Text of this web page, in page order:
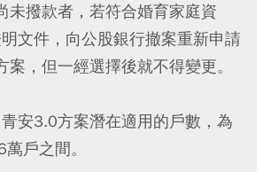
未撥款者，若符合婚育家庭資
文件，向公股銀行撤案重新申請
案，但一經選擇後就不得變更。
安3.0方案潛在適用的戶數，為
戶之間。